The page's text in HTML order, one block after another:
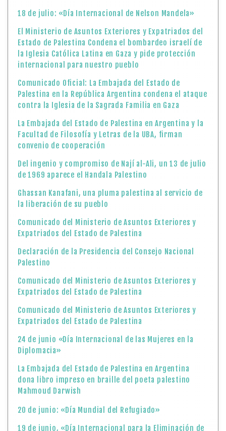
18 de julio: «Día Internacional de Nelson Mandela»
El Ministerio de Asuntos Exteriores y Expatriados del
Estado de Palestina Condena el bombardeo israelí de
la Iglesia Católica Latina en Gaza y pide protección
internacional para nuestro pueblo
Comunicado Oficial: La Embajada del Estado de
Palestina en la República Argentina condena el ataque
contra la Iglesia de la Sagrada Familia en Gaza
La Embajada del Estado de Palestina en Argentina y la
Facultad de Filosofía y Letras de la UBA, firman
convenio de cooperación
Del ingenio y compromiso de Nají al-Ali, un 13 de julio
de 1969 aparece el Handala Palestino
Ghassan Kanafani, una pluma palestina al servicio de
la liberación de su pueblo
Comunicado del Ministerio de Asuntos Exteriores y
Expatriados del Estado de Palestina
Declaración de la Presidencia del Consejo Nacional
Palestino
Comunicado del Ministerio de Asuntos Exteriores y
Expatriados del Estado de Palestina
Comunicado del Ministerio de Asuntos Exteriores y
Expatriados del Estado de Palestina
24 de junio «Día Internacional de las Mujeres en la
Diplomacia»
La Embajada del Estado de Palestina en Argentina
dona libro impreso en braille del poeta palestino
Mahmoud Darwish
20 de junio: «Día Mundial del Refugiado»
19 de junio, «Día Internacional para la Eliminación de